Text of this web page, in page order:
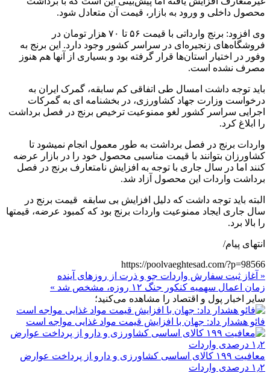
محصول داخلی و ورود به بازار، قیمت آن متعادل شود.
وی افزود: برنج وارداتی با قیمت ۵۶ تا ۷۰ هزار تومان در
فروشگاه‌های زنجیره‌ای در سراسر کشور وجود دارد. این برنج به
وفور در اختیار استان‌ها قرار گرفته بود و بسیاری از آنها هم هنوز
مصرف نشده است.
باید توجه داشت امسال طی اتفاقی کم سابقه، گمرک ایران به
درخواست وزارت جهاد کشاورزی، در بخشنامه ای به گمرکات
اجرایی سراسر کشور لغو ممنوعیت ترخیص برنج در فصل برداشت
را ابلاغ کرد.
واردات برنج در فصل برداشت به طور معمول انجام نمیشود تا
کشاورزان بتوانند با قیمت مناسبی محصول خود را در بازار عرضه
کنند اما در سال جاری با توجه به افزایش نامتعارف برنج در فصل
برداشت واردات این محصول آزاد شد.
البته باید توجه داشت که دلیل افزایش بی سابقه قیمت برنج در
سال جاری ایجاد ممنوعیت واردات برنج بود که کمبود عرضه، قیمتها
را بالا برد.
انتهای پیام/
https://poolvaeghtesad.com/?p=98566
« آغاز ثبت سفارش واردات جو و ذرت از روزهای آینده
زمان اعمال سهمیه کنکور جنگ ۱۲ روزه، مشخص شد »
سایر اخبار پول و اقتصاد را مشاهده می‌کنید؛
فائو هشدار داد: جهان با افزایش قیمت مواد غذایی مواجه است
معافیت ۱۹۹ کالای اساسی کشاورزی و دارو از پرداخت عوارض
۱٫۲ درصدی واردات